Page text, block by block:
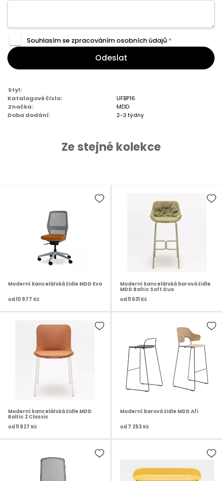
Souhlasím se zpracovánímosobních údajů *
Odeslat
Styl:
Katalogové číslo:
UFBP16
Značka:
MDD
Doba dodání:
2-3 týdny
Ze stejné kolekce
Moderní kancelářská židle MDD Evo
od10 977 Kč
Moderní kancelářská barová židle
MDD Baltic Soft Duo
od11 631 Kč
Moderní kancelářská židle MDD
Baltic 2 Classic
od11 827 Kč
Moderní barová židle MDD Afi
od 7 253 Kč